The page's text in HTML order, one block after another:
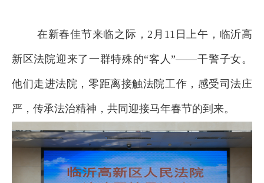
在新春佳节来临之际，2月11日上午，临沂高
新区法院迎来了一群特殊的“客人”——干警子女。
他们走进法院，零距离接触法院工作，感受司法庄
严，传承法治精神，共同迎接马年春节的到来。